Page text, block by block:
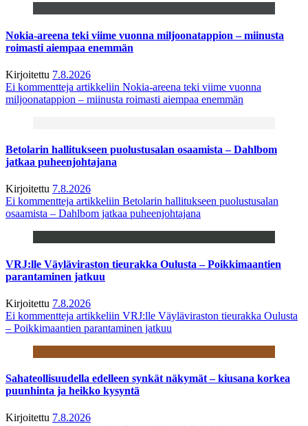
Nokia-areena teki viime vuonna miljoonatappion – miinusta
roimasti aiempaa enemmän
Kirjoitettu 7.8.2026
Ei kommentteja artikkeliin Nokia-areena teki viime vuonna
miljoonatappion – miinusta roimasti aiempaa enemmän
Betolarin hallitukseen puolustusalan osaamista – Dahlbom
jatkaa puheenjohtajana
Kirjoitettu 7.8.2026
Ei kommentteja artikkeliin Betolarin hallitukseen puolustusalan
osaamista – Dahlbom jatkaa puheenjohtajana
VRJ:lle Väyläviraston tieurakka Oulusta – Poikkimaantien
parantaminen jatkuu
Kirjoitettu 7.8.2026
Ei kommentteja artikkeliin VRJ:lle Väyläviraston tieurakka Oulusta
– Poikkimaantien parantaminen jatkuu
Sahateollisuudella edelleen synkät näkymät – kiusana korkea
puunhinta ja heikko kysyntä
Kirjoitettu 7.8.2026